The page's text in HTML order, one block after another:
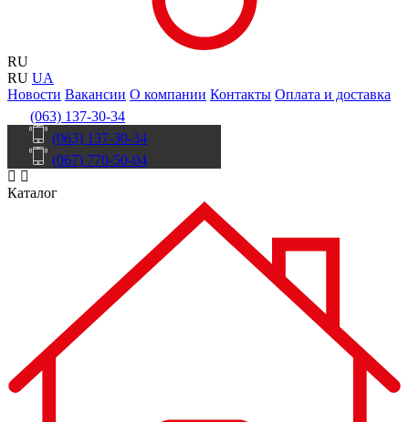
RU
RU UA
Новости Вакансии О компании Контакты Оплата и доставка
(063) 137-30-34
(063) 137-30-34
(067) 770-50-04
Каталог